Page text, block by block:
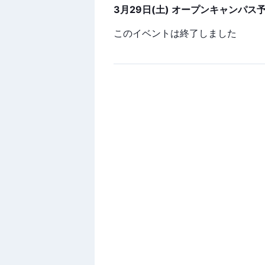
3月29日(土) オープンキャンパス
このイベントは終了しました